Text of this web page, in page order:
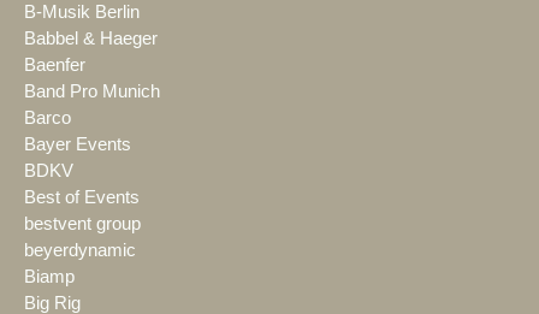
B-Musik Berlin
Babbel & Haeger
Baenfer
Band Pro Munich
Barco
Bayer Events
BDKV
Best of Events
bestvent group
beyerdynamic
Biamp
Big Rig